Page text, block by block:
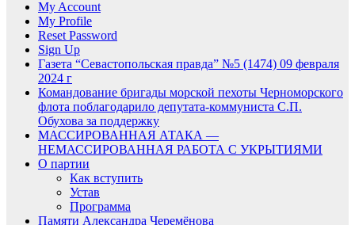
My Account
My Profile
Reset Password
Sign Up
Газета “Севастопольская правда” №5 (1474) 09 февраля
2024 г
Командование бригады морской пехоты Черноморского
флота поблагодарило депутата-коммуниста С.П.
Обухова за поддержку
МАССИРОВАННАЯ АТАКА —
НЕМАССИРОВАННАЯ РАБОТА С УКРЫТИЯМИ
О партии
Как вступить
Устав
Программа
Памяти Александра Черемёнова